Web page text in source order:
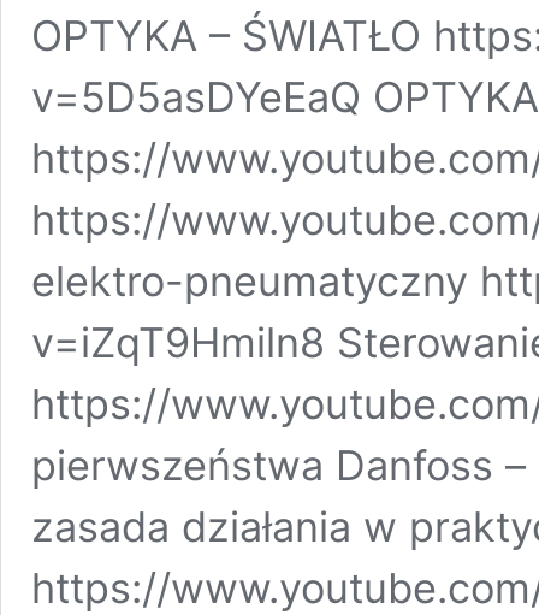
OPTYKA – ŚWIATŁO
v=5D5asDYeEaQ
https://
https://
elektro-pneumatyczny
v=iZqT9Hmiln8
https://
pierwszeństwa Danfoss
zasada działania w
https://